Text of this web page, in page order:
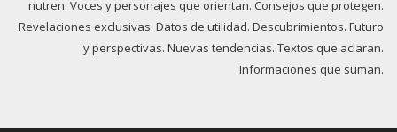
nutren. Voces y personajes que orientan. Consejos que protegen.
Revelaciones exclusivas. Datos de utilidad. Descubrimientos. Futuro
y perspectivas. Nuevas tendencias. Textos que aclaran.
Informaciones que suman.